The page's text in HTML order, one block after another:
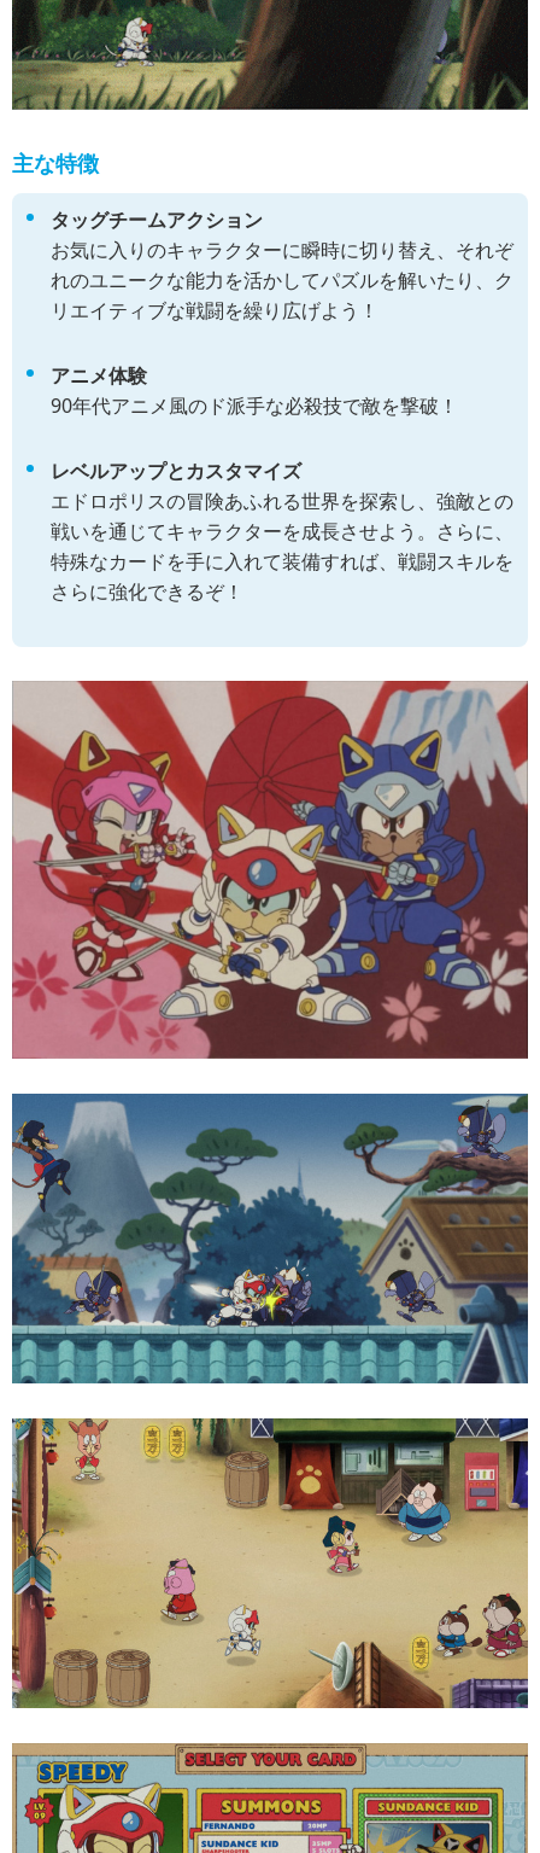
主な特徴
タッグチームアクション
お気に入りのキャラクターに瞬時に切り替え、それぞ
れのユニークな能力を活かしてパズルを解いたり、ク
リエイティブな戦闘を繰り広げよう！
アニメ体験
90年代アニメ風のド派手な必殺技で敵を撃破！
レベルアップとカスタマイズ
エドロポリスの冒険あふれる世界を探索し、強敵との
戦いを通じてキャラクターを成長させよう。さらに、
特殊なカードを手に入れて装備すれば、戦闘スキルを
さらに強化できるぞ！